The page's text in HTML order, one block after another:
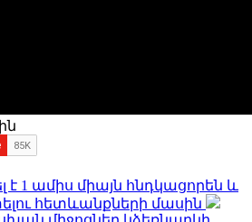
է 1 ամիս միայն հնդկացորեն և
հետևանքների մասին